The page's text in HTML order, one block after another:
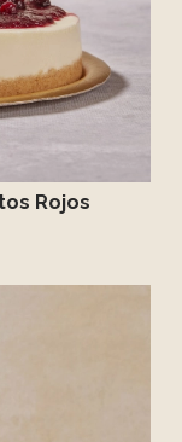
Rojos